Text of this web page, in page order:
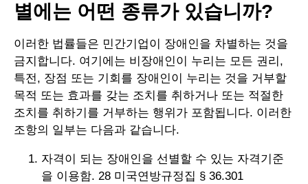
별에는 어떤 종류가 있습니까?
이러한 법률들은 민간기업이 장애인을 차별하는 것을
금지합니다. 여기에는 비장애인이 누리는 모든 권리,
특전, 장점 또는 기회를 장애인이 누리는 것을 거부할
목적 또는 효과를 갖는 조치를 취하거나 또는 적절한
조치를 취하기를 거부하는 행위가 포함됩니다. 이러한
조항의 일부는 다음과 같습니다.
자격이 되는 장애인을 선별할 수 있는 자격기준
을 이용함. 28 미국연방규정집 § 36.301